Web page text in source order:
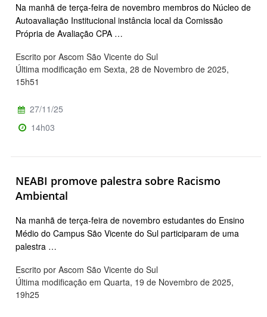
Na manhã de terça-feira de novembro membros do Núcleo de
Autoavaliação Institucional instância local da Comissão
Própria de Avaliação CPA …
Escrito por Ascom São Vicente do Sul
Última modificação em Sexta, 28 de Novembro de 2025,
15h51
27/11/25
14h03
NEABI promove palestra sobre Racismo
Ambiental
Na manhã de terça-feira de novembro estudantes do Ensino
Médio do Campus São Vicente do Sul participaram de uma
palestra …
Escrito por Ascom São Vicente do Sul
Última modificação em Quarta, 19 de Novembro de 2025,
19h25